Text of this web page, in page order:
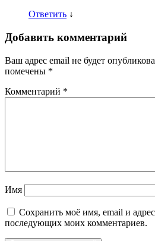
Ответить ↓
Добавить комментарий
Ваш адрес email не будет
помечены *
Комментарий *
Имя
Сохранить моё имя, email и
последующих моих комментариев.